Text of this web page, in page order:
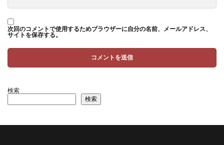
次回のコメントで使用するためブラウザーに自分の名前、メールアドレス、
サイトを保存する。
検索
検索